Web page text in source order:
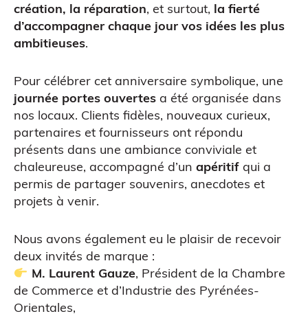
CAO
Scanner 3D
création, la réparation, et surtout, la fierté
d’accompagner chaque jour vos idées les plus
ambitieuses.
Pour célébrer cet anniversaire symbolique, une
journée portes ouvertes a été organisée dans
nos locaux. Clients fidèles, nouveaux curieux,
partenaires et fournisseurs ont répondu
présents dans une ambiance conviviale et
chaleureuse, accompagné d’un apéritif qui a
permis de partager souvenirs, anecdotes et
projets à venir.
Nous avons également eu le plaisir de recevoir
deux invités de marque :
M. Laurent Gauze, Président de la Chambre
de Commerce et d’Industrie des Pyrénées-
Orientales,